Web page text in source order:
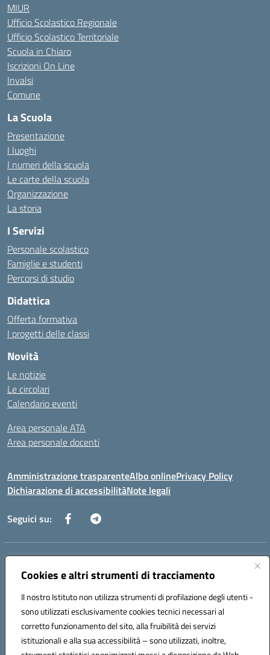
Cookies e altri strumenti di tracciamento
Il nostro Istituto non utilizza strumenti di profilazione degli utenti -
sono utilizzati esclusivamente cookies tecnici necessari al
corretto funzionamento del sito, alla fruibilità dei servizi
istituzionali e alla sua accessibilità – sono utilizzati, inoltre,
MIUR
Ufficio Scolastico Regionale
Ufficio Scolastico Territoriale
Scuola in Chiaro
Iscrizioni On Line
Invalsi
Comune
La Scuola
Presentazione
I luoghi
I numeri della scuola
Le carte della scuola
Organizzazione
La storia
I Servizi
Personale scolastico
Famiglie e studenti
Percorsi di studio
Didattica
Offerta formativa
I progetti delle classi
Novità
Le notizie
Le circolari
Calendario eventi
Area personale ATA
Area personale docenti
Amministrazione trasparenteAlbo onlinePrivacy Policy
Dichiarazione di accessibilitàNote legali
Seguici su:
Indirizzo:
Centralino:0823904424 Email:ceic8ax00c@istruzione.it
Codice fiscale: 95005860614
Codice meccanografico:
CEIC8AX00C
Codice Indice delle Pubbliche Amministrazioni (IPA): icsmm